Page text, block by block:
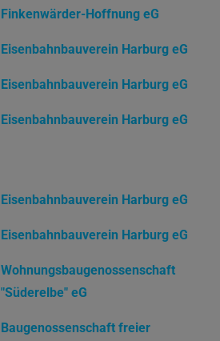
Finkenwärder-Hoffnung eG
Eisenbahnbauverein Harburg eG
Eisenbahnbauverein Harburg eG
Eisenbahnbauverein Harburg eG
Eisenbahnbauverein Harburg eG
Eisenbahnbauverein Harburg eG
Wohnungsbaugenossenschaft
"Süderelbe" eG
Baugenossenschaft freier